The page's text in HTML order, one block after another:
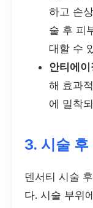
하고 손
술 후 피
대할 수
안티에
해 효과
에 밀착
3. 시술
덴서티 시술
다. 시술 부위